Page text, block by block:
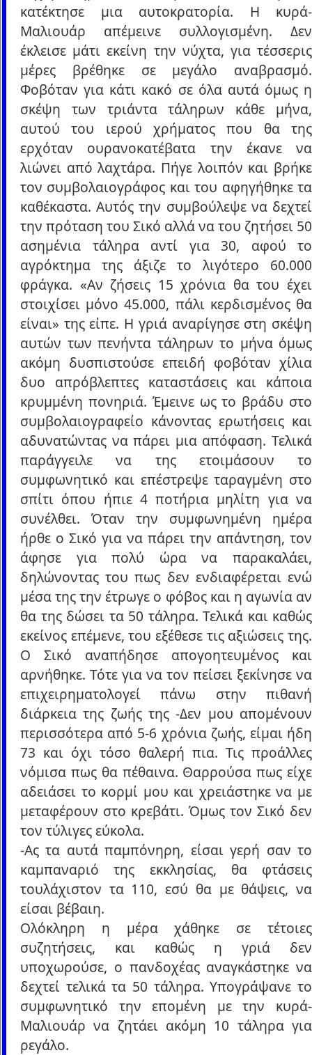
κατέκτησε μια αυτοκρατορία. Η κυρά-
Μαλιουάρ απέμεινε συλλογισμένη. Δεν
έκλεισε μάτι εκείνη την νύχτα, για τέσσερις
μέρες βρέθηκε σε μεγάλο αναβρασμό.
Φοβόταν για κάτι κακό σε όλα αυτά όμως η
σκέψη των τριάντα τάληρων κάθε μήνα,
αυτού του ιερού χρήματος που θα της
ερχόταν ουρανοκατέβατα την έκανε να
λιώνει από λαχτάρα. Πήγε λοιπόν και βρήκε
τον συμβολαιογράφος και του αφηγήθηκε τα
καθέκαστα. Αυτός την συμβούλεψε να δεχτεί
την πρόταση του Σικό αλλά να του ζητήσει 50
ασημένια τάληρα αντί για 30, αφού το
αγρόκτημα της άξιζε το λιγότερο 60.000
φράγκα. «Αν ζήσεις 15 χρόνια θα του έχει
στοιχίσει μόνο 45.000, πάλι κερδισμένος θα
είναι» της είπε. Η γριά αναρίγησε στη σκέψη
αυτών των πενήντα τάληρων το μήνα όμως
ακόμη δυσπιστούσε επειδή φοβόταν χίλια
δυο απρόβλεπτες καταστάσεις και κάποια
κρυμμένη πονηριά. Έμεινε ως το βράδυ στο
συμβολαιογραφείο κάνοντας ερωτήσεις και
αδυνατώντας να πάρει μια απόφαση. Τελικά
παράγγειλε να της ετοιμάσουν το
συμφωνητικό και επέστρεψε ταραγμένη στο
σπίτι όπου ήπιε 4 ποτήρια μηλίτη για να
συνέλθει. Όταν την συμφωνημένη ημέρα
ήρθε ο Σικό για να πάρει την απάντηση, τον
άφησε για πολύ ώρα να παρακαλάει,
δηλώνοντας του πως δεν ενδιαφέρεται ενώ
μέσα της την έτρωγε ο φόβος και η αγωνία αν
θα της δώσει τα 50 τάληρα. Τελικά και καθώς
εκείνος επέμενε, του εξέθεσε τις αξιώσεις της.
Ο Σικό αναπήδησε απογοητευμένος και
αρνήθηκε. Τότε για να τον πείσει ξεκίνησε να
επιχειρηματολογεί πάνω στην πιθανή
διάρκεια της ζωής της -Δεν μου απομένουν
περισσότερα από 5-6 χρόνια ζωής, είμαι ήδη
73 και όχι τόσο θαλερή πια. Τις προάλλες
νόμισα πως θα πέθαινα. Θαρρούσα πως είχε
αδειάσει το κορμί μου και χρειάστηκε να με
μεταφέρουν στο κρεβάτι. Όμως τον Σικό δεν
τον τύλιγες εύκολα.
-Ας τα αυτά παμπόνηρη, είσαι γερή σαν το
καμπαναριό της εκκλησίας, θα φτάσεις
τουλάχιστον τα 110, εσύ θα με θάψεις, να
είσαι βέβαιη.
Ολόκληρη η μέρα χάθηκε σε τέτοιες
συζητήσεις, και καθώς η γριά δεν
υποχωρούσε, ο πανδοχέας αναγκάστηκε να
δεχτεί τελικά τα 50 τάληρα. Υπογράψανε το
συμφωνητικό την επομένη με την κυρά-
Μαλιουάρ να ζητάει ακόμη 10 τάληρα για
ρεγάλο.